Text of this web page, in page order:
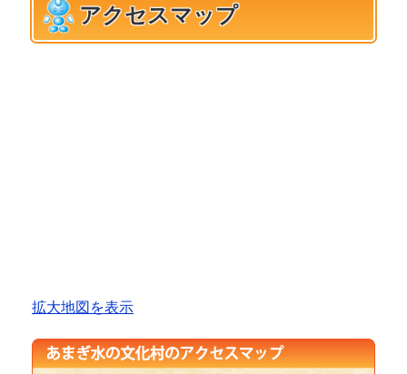
アクセスマップ
拡大地図を表示